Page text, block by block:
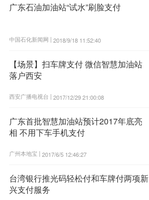
广东石油加油站“试水”刷脸支付
中国石化新闻网 | 2018/9/18 11:52:40
【场景】扫车牌支付 微信智慧加油站
落户西安
西安广播电视台 | 2017/12/29 21:00:08
广东首批智慧加油站预计2017年底亮
相 不用下车手机支付
广州本地宝 | 2017/6/5 12:46:27
台湾银行推光码轻松付和车牌付两项新
兴支付服务